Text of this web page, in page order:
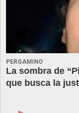
PERGAMINO
La sombra de
que busca la